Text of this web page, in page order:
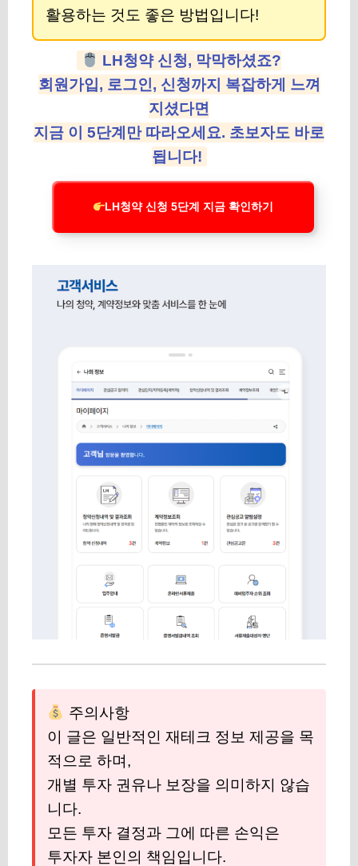
활용하는 것도 좋은 방법입니다!
LH청약 신청, 막막하셨죠?
회원가입, 로그인, 신청까지 복잡하게 느껴
지셨다면
지금 이 5단계만 따라오세요. 초보자도 바로
됩니다!
LH청약 신청 5단계 지금 확인하기
주의사항
이 글은 일반적인 재테크 정보 제공을 목
적으로 하며,
개별 투자 권유나 보장을 의미하지 않습
니다.
모든 투자 결정과 그에 따른 손익은
투자자 본인의 책임입니다.